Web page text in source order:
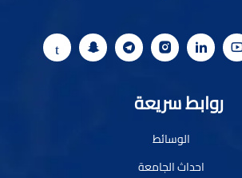
روابط سريعة
الوسائط
احداث الجامعة